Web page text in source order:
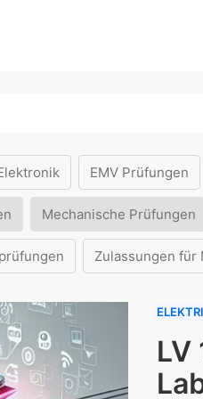
EMV Prüfungen
Mechanische Prüfungen
Zulassungen für
LV